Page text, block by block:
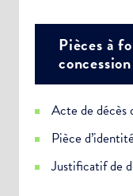
Pièces à
concession
Acte de décès
Pièce
Justificatif de